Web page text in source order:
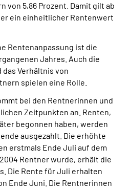
von 5,86 Prozent. Damit gilt ab
ein einheitlicher Rentenwert
Rentenanpassung ist die
Jahres. Auch die
Verhältnis von
spielen eine Rolle.
bei den Rentnerinnen und
Zeitpunkten an. Renten,
begonnen haben, werden
ausgezahlt. Die erhöhte
erstmals Ende Juli auf dem
Rentner wurde, erhält die
Die Rente für Juli erhalten
Ende Juni. Die Rentnerinnen